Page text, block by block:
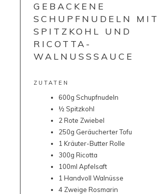
GEBACKENE
SCHUPFNUDELN MIT
SPITZKOHL UND
RICOTTA-
WALNUSSSAUCE
ZUTATEN
600g Schupfnudeln
½ Spitzkohl
2 Rote Zwiebel
250g Geräucherter Tofu
1 Kräuter-Butter Rolle
300g Ricotta
100ml Apfelsaft
1 Handvoll Walnüsse
4 Zweige Rosmarin